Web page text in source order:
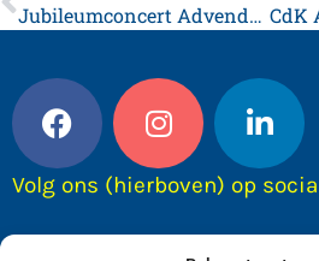
Jubileumconcert Advendo met Henk Poort en Jennie Lena
Volg ons (hierboven) op